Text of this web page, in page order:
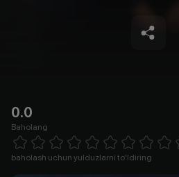
0.0
Baholang
1 Star 2 Stars 3 Stars 4 Stars5 Stars 6 Stars7 Stars8 Stars
baholash uchun yulduzlarni to'ldiring